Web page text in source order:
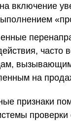
включение
часто
на
признаки
проверки